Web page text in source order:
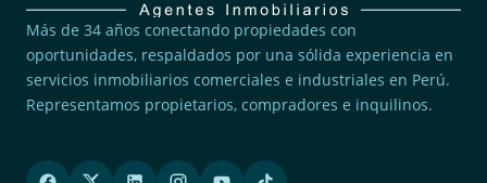
Más de 34 años conectando propiedades con
oportunidades, respaldados por una sólida experiencia en
servicios inmobiliarios comerciales e industriales en Perú.
Representamos propietarios, compradores e inquilinos.